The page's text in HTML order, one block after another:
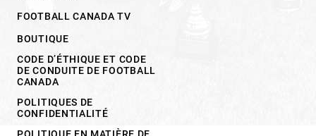
FOOTBALL CANADA TV
BOUTIQUE
CODE D’ÉTHIQUE ET CODE
DE CONDUITE DE FOOTBALL
CANADA
POLITIQUES DE
CONFIDENTIALITÉ
POLITIQUE EN MATIÈRE DE